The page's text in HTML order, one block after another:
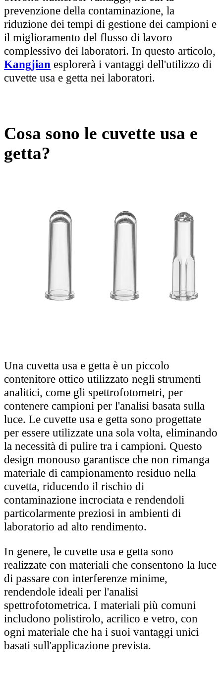
prevenzione della contaminazione, la
riduzione dei tempi di gestione dei campioni e
il miglioramento del flusso di lavoro
complessivo dei laboratori. In questo articolo,
Kangjian esplorerà i vantaggi dell'utilizzo di
cuvette usa e getta nei laboratori.
Cosa sono le cuvette usa e
getta?
Una cuvetta usa e getta è un piccolo
contenitore ottico utilizzato negli strumenti
analitici, come gli spettrofotometri, per
contenere campioni per l'analisi basata sulla
luce. Le cuvette usa e getta sono progettate
per essere utilizzate una sola volta, eliminando
la necessità di pulire tra i campioni. Questo
design monouso garantisce che non rimanga
materiale di campionamento residuo nella
cuvetta, riducendo il rischio di
contaminazione incrociata e rendendoli
particolarmente preziosi in ambienti di
laboratorio ad alto rendimento.
In genere, le cuvette usa e getta sono
realizzate con materiali che consentono la luce
di passare con interferenze minime,
rendendole ideali per l'analisi
spettrofotometrica. I materiali più comuni
includono polistirolo, acrilico e vetro, con
ogni materiale che ha i suoi vantaggi unici
basati sull'applicazione prevista.